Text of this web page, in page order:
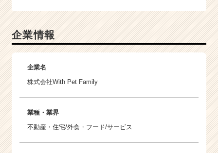
企業情報
企業名
株式会社With Pet Family
業種・業界
不動産・住宅/外食・フード/サービス